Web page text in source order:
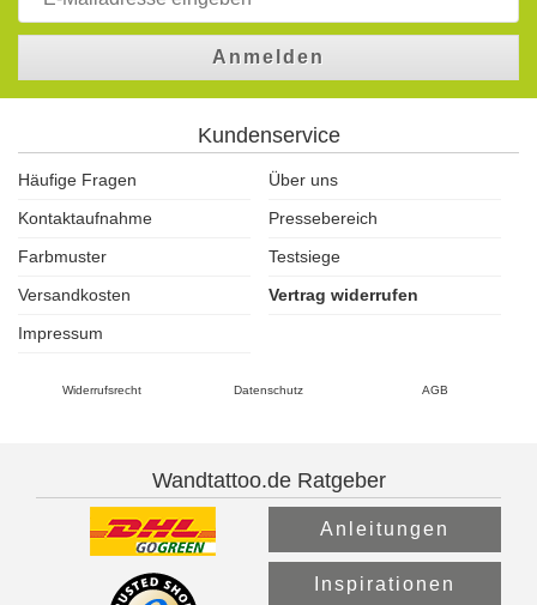
Anmelden
Kundenservice
Häufige Fragen
Über uns
Kontaktaufnahme
Pressebereich
Farbmuster
Testsiege
Versandkosten
Vertrag widerrufen
Impressum
Widerrufsrecht Datenschutz AGB
Wandtattoo.de Ratgeber
Anleitungen
Inspirationen